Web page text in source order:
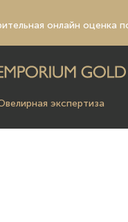
онлайн оценка
экспертиза